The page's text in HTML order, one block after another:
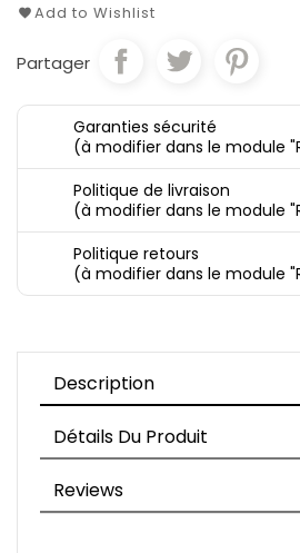
Add to Wishlist
Partager
Garanties sécurité
(à modifier dans le module
Politique de livraison
(à modifier dans le module
Politique retours
(à modifier dans le module
Description
Détails Du Produit
Reviews